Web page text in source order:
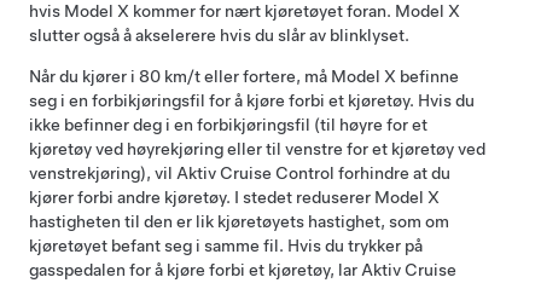
hvis Model X kommer for nært kjøretøyet foran. Model X
slutter også å akselerere hvis du slår av blinklyset.
Når du kjører i 80 km/teller fortere, må Model X befinne
seg i en forbikjøringsfil for å kjøre forbi et kjøretøy. Hvis du
ikke befinner deg i en forbikjøringsfil (til høyre for et
kjøretøy ved høyrekjøring eller til venstre for et kjøretøy ved
venstrekjøring), vil Aktiv Cruise Control forhindre at du
kjører forbi andre kjøretøy. I stedet reduserer Model X
hastigheten til den er lik kjøretøyets hastighet, som om
kjøretøyet befant seg i samme fil. Hvis du trykker på
gasspedalen for å kjøre forbi et kjøretøy, lar Aktiv Cruise